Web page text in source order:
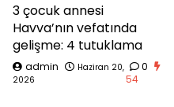
3 çocuk annesi
Havva’nın vefatında
gelişme: 4 tutuklama
admin
Haziran 20,
2026
0
54